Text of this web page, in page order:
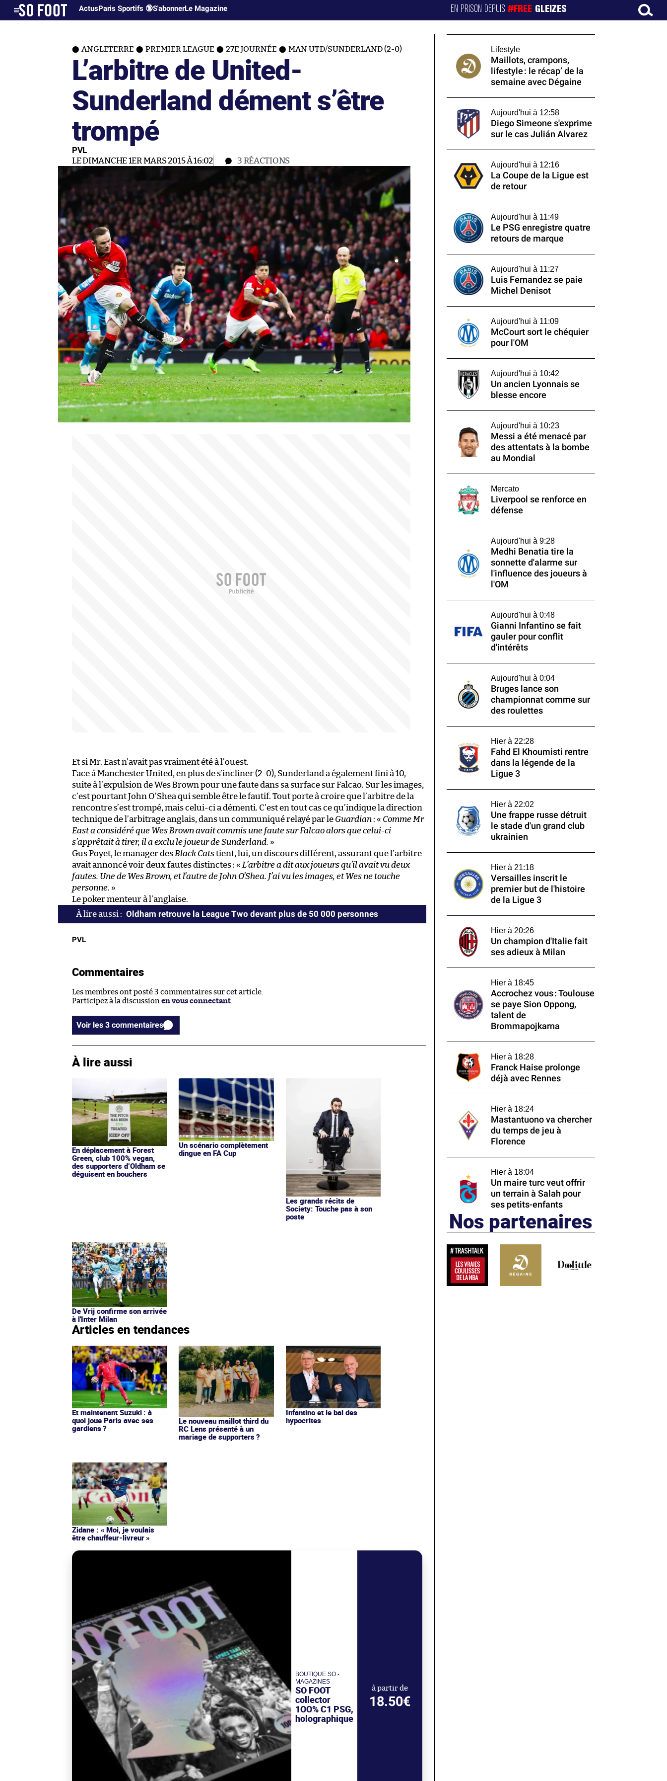
ActusParis Sportifs 🔞S'abonnerLe Magazine EN PRISON DEPUIS#FREE GLEIZES
ANGLETERRE PREMIER LEAGUE 27E JOURNÉE MAN UTD/SUNDERLAND (2-0)
L’arbitre de United-
Sunderland dément s’être
trompé
PVL
LE DIMANCHE 1ER MARS 2015 À 16:02 3 RÉACTIONS
Et si Mr. East n’avait pas vraiment été à l’ouest.
Face à Manchester United, en plus de s’incliner (2-0), Sunderland a également fini à 10,
suite à l’expulsion de Wes Brown pour une faute dans sa surface sur Falcao. Sur les images,
c’est pourtant John O’Shea qui semble être le fautif. Tout porte à croire que l’arbitre de la
rencontre s’est trompé, mais celui-ci a démenti. C’est en tout cas ce qu’indique la direction
technique de l’arbitrage anglais, dans un communiqué relayé par le Guardian : « Comme Mr
East a considéré que Wes Brown avait commis une faute sur Falcao alors que celui-ci
s’apprêtait à tirer, il a exclu le joueur de Sunderland. »
Gus Poyet, le manager des Black Catstient, lui, un discours différent, assurant que l’arbitre
avait annoncé voir deux fautes distinctes : « L’arbitre a dit aux joueurs qu’il avait vu deux
fautes. Une de Wes Brown, et l’autre de John O’Shea. J’ai vu les images, et Wes ne touche
personne. »
Le poker menteur à l’anglaise.
Oldham retrouve la League Two devant plus de 50 000 personnes
PVL
Commentaires
Les membres ont posté 3 commentaires sur cet article.
Participez à la discussion en vous connectant
Voir les 3 commentaires
À lire aussi
En déplacement à Forest
Green, club 100% vegan,
des supporters d’Oldham se
déguisent en bouchers
Un scénario complètement
dingue en FA Cup
Les grands récits de
Society: Touche pas à son
poste
De Vrij confirme son arrivée
à l'Inter Milan
Articles en tendances
Et maintenant Suzuki : à
quoi joue Paris avec ses
gardiens ?
Le nouveau maillot third du
RC Lens présenté à un
mariage de supporters ?
Infantino et le bal des
hypocrites
Zidane : « Moi, je voulais
être chauffeur-livreur »
BOUTIQUE SO -
MAGAZINES
SO FOOT
collector
1OO% C1 PSG,
holographique
à partir de
18.50€
Lifestyle
Maillots, crampons,
lifestyle : le récap’ de la
semaine avec Dégaine
Aujourd'hui à 12:58
Diego Simeone s'exprime
sur le cas Julián Alvarez
Aujourd'hui à 12:16
La Coupe de la Ligue est
de retour
Aujourd'hui à 11:49
Le PSG enregistre quatre
retours de marque
Aujourd'hui à 11:27
Luis Fernandez se paie
Michel Denisot
Aujourd'hui à 11:09
McCourt sort le chéquier
pour l'OM
Aujourd'hui à 10:42
Un ancien Lyonnais se
blesse encore
Aujourd'hui à 10:23
Messi a été menacé par
des attentats à la bombe
au Mondial
Mercato
Liverpool se renforce en
défense
Aujourd'hui à 9:28
Medhi Benatia tire la
sonnette d'alarme sur
l'influence des joueurs à
l'OM
Aujourd'hui à 0:48
Gianni Infantino se fait
gauler pour conflit
d'intérêts
Aujourd'hui à 0:04
Bruges lance son
championnat comme sur
des roulettes
Hier à 22:28
Fahd El Khoumisti rentre
dans la légende de la
Ligue 3
Hier à 22:02
Une frappe russe détruit
le stade d'un grand club
ukrainien
Hier à 21:18
Versailles inscrit le
premier but de l'histoire
de la Ligue 3
Hier à 20:26
Un champion d'Italie fait
ses adieux à Milan
Hier à 18:45
Accrochez vous : Toulouse
se paye Sion Oppong,
talent de
Brommapojkarna
Hier à 18:28
Franck Haise prolonge
déjà avec Rennes
Hier à 18:24
Mastantuono va chercher
du temps de jeu à
Florence
Hier à 18:04
Un maire turc veut offrir
un terrain à Salah pour
ses petits-enfants
Nos partenaires